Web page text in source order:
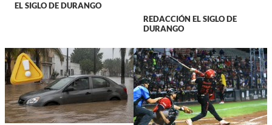
EL SIGLO DE DURANGO
REDACCIÓN EL SIGLO DE
DURANGO